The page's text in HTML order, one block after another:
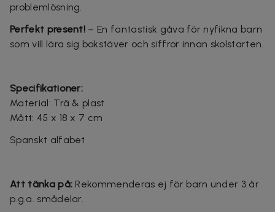
problemlösning.
Perfekt present! – En fantastisk gåva för nyfikna barn
som vill lära sig bokstäver och siffror innan skolstarten.
Specifikationer:
Material: Trä & plast
Mått: 45 x 18 x 7 cm
Spanskt alfabet
Att tänka på: Rekommenderas ej för barn under 3 år
p.g.a. smådelar.